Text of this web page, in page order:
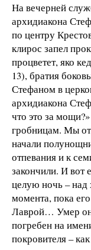
На вечерней
архидиакона
по центру
клирос запел
процветет, яко
13), братия
Стефаном в
архидиакона
что это за
гробницам. Мы
начали
отпевания и к
закончили. И вот
целую ночь – над
момента, пока
Лаврой… Умер он
погребен на
покровителя –